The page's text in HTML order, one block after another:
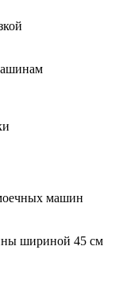
машин
шириной 45 см